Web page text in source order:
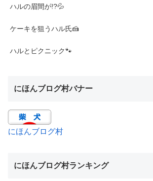
ハルの眉間が!?💦
ケーキを狙うハル氏🍰
ハルとピクニック🐾
にほんブログ村バナー
にほんブログ村
にほんブログ村ランキング